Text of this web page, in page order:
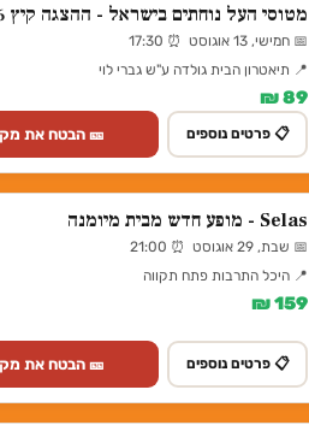
מטוסי העל נוחתים בישראל - ההצגה קיץ 2026
📅 חמישי, 13 אוגוסט ⏰ 17:30
📍 תיאטרון הבית גולדה ע"ש גברי לוי
89 ₪
📋 פרטים נוספים 🎫 הבטח את
Selas - מופע חדש מבית מיומנה
📅 שבת, 29 אוגוסט ⏰ 21:00
📍 היכל התרבות פתח תקווה
159 ₪
📋 פרטים נוספים 🎫 הבטח את